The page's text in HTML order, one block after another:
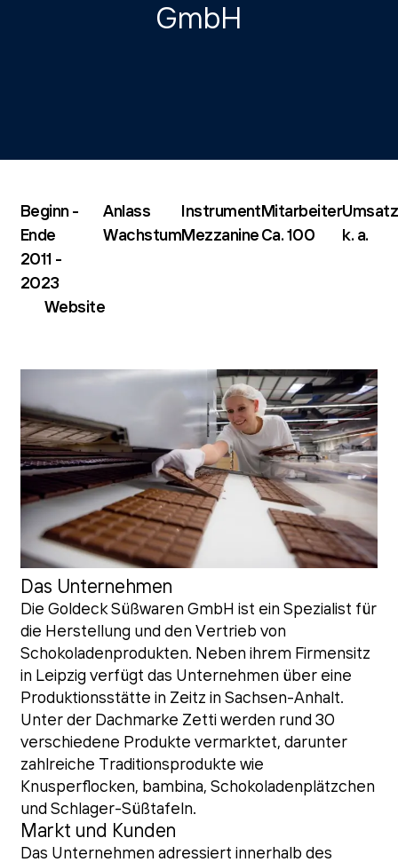
GmbH
Beginn -
Ende
2011 -
2023
Anlass
Wachstum
Instrument
Mezzanine
Mitarbeiter
Ca. 100
Umsatz
k. a.
Website
Das Unternehmen
Die Goldeck Süßwaren GmbH ist ein Spezialist für
die Herstellung und den Vertrieb von
Schokoladenprodukten. Neben ihrem Firmensitz
in Leipzig verfügt das Unternehmen über eine
Produktionsstätte in Zeitz in Sachsen-Anhalt.
Unter der Dachmarke Zetti werden rund 30
verschiedene Produkte vermarktet, darunter
zahlreiche Traditionsprodukte wie
Knusperflocken, bambina, Schokoladenplätzchen
und Schlager-Süßtafeln.
Markt und Kunden
Das Unternehmen adressiert innerhalb des